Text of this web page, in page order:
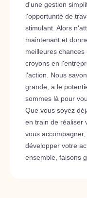
d'une gestion
l'opportunité de
stimulant. Alors
maintenant et
meilleures
croyons en
l'action. Nous
grande, a le
sommes là pour
Que vous soyez
en train de réaliser
vous
développer votre
ensemble, faisons